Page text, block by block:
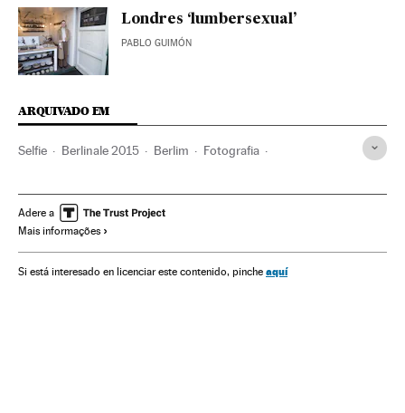
Londres ‘lumbersexual’
PABLO GUIMÓN
ARQUIVADO EM
Selfie Berlinale 2015 Berlim Fotografia
Europa Central Cinema
Adere a
Mais informações
Si está interesado en licenciar este contenido, pinche aquí